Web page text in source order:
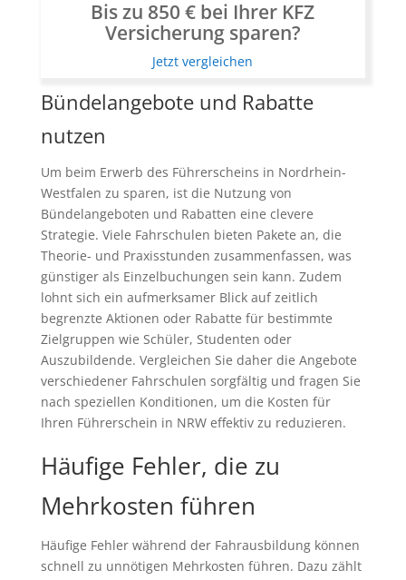
Bis zu 850 € bei Ihrer KFZ
Versicherung sparen?
Jetzt vergleichen
Bündelangebote und Rabatte
nutzen
Um beim Erwerb des Führerscheins in Nordrhein-
Westfalen zu sparen, ist die Nutzung von
Bündelangeboten und Rabatten eine clevere
Strategie. Viele Fahrschulen bieten Pakete an, die
Theorie- und Praxisstunden zusammenfassen, was
günstiger als Einzelbuchungen sein kann. Zudem
lohnt sich ein aufmerksamer Blick auf zeitlich
begrenzte Aktionen oder Rabatte für bestimmte
Zielgruppen wie Schüler, Studenten oder
Auszubildende. Vergleichen Sie daher die Angebote
verschiedener Fahrschulen sorgfältig und fragen Sie
nach speziellen Konditionen, um die Kosten für
Ihren Führerschein in NRW effektiv zu reduzieren.
Häufige Fehler, die zu
Mehrkosten führen
Häufige Fehler während der Fahrausbildung können
schnell zu unnötigen Mehrkosten führen. Dazu zählt